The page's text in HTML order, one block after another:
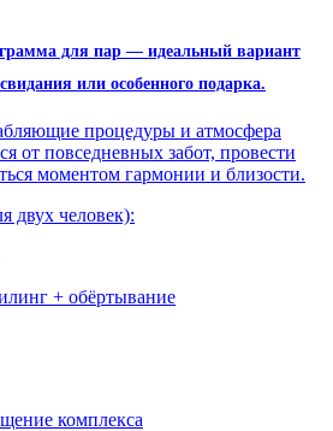
для пар — идеальный вариант
или особенного подарка.
процедуры и атмосфера
от повседневных забот, провести
моментом гармонии и близости.
двух человек):
+ обёртывание
комплекса